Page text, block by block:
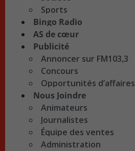
Sports
Bingo Radio
AS de cœur
Publicité
Annoncer sur FM103,3
Concours
Opportunités d’affaires
Nous Joindre
Animateurs
Journalistes
Équipe des ventes
Administration